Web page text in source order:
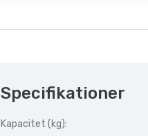
Specifikationer
Kapacitet (kg):